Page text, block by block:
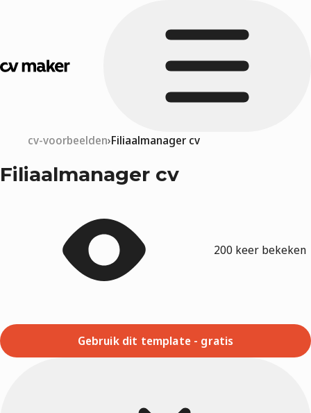
cv-voorbeelden Filiaalmanager cv
Filiaalmanager cv
200 keer bekeken
Gebruik dit template - gratis